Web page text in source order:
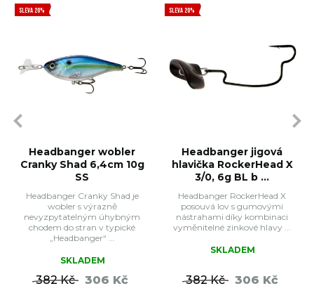
SLEVA 20%
Headbanger wobler
Cranky Shad 6,4cm 10g
SS
Headbanger Cranky Shad je
wobler s výrazně
nevyzpytatelným úhybným
chodem do stran v typické
„Headbanger“ ...
SKLADEM
382 Kč 306 Kč
SLEVA 20%
Headbanger jigová
hlavička RockerHead X
3/0, 6g BL b ...
Headbanger RockerHead X
posouvá lov s gumovými
nástrahami díky kombinaci
vyměnitelné zinkové hlavy ...
SKLADEM
382 Kč 306 Kč